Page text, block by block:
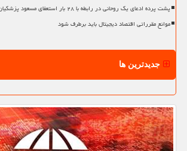
پشت پرده ادعای یک روحانی در رابطه با ۲۸ بار استعفای مسعود پزشکیان
موانع مقرراتی اقتصاد دیجیتال باید برطرف شود
جدیدترین ها